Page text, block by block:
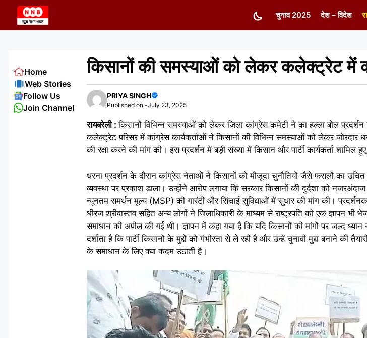
content
चुनाव 2025 देश – विदेश
किसानों की समस्याओं को लेकर कलेक्ट्रेट में
PRIYA SINGH
Published on -July 23, 2025
रायबरेली :किसानों विभिन्न समस्याओं को लेकर जिला कांग्रेस कमेटी ने का हल्ला बोल
कलेक्ट्रेट परिसर में कांग्रेस कार्यकर्ताओं ने किसानों की विभिन्न समस्याओं को लेकर जोरदार
की रक्षा करने की मांग की। इस प्रदर्शन में बड़ी संख्या में किसान और पार्टी कार्यकर्ता शामिल
धरना प्रदर्शन के दौरान कांग्रेस नेताओं ने किसानों को मौजूदा चुनौतियों जैसे फसलों का
व्यवस्था पर प्रकाश डाला। उन्होंने आरोप लगाया कि सरकार किसानों की दुर्दशा को
न्यूनतम समर्थन मूल्य (MSP) की गारंटी और सिंचाई सुविधाओं में सुधार की मांग की।
धीरज श्रीवास्तव सहित अन्य लोगों ने जिलाधिकारी के माध्यम से राष्ट्रपति को एक
समाधान की अपील की गई थी। ज्ञापन में कहा गया है कि यदि किसानों की मांगों पर जल्द
दर्शाता है कि पार्टी किसानों के मुद्दों को गंभीरता से ले रही है और उन्हें चुनावी मुद्दा बनाने
के समाधान के लिए क्या कदम उठाती है।
Home
Web Stories
Follow Us
Join Channel